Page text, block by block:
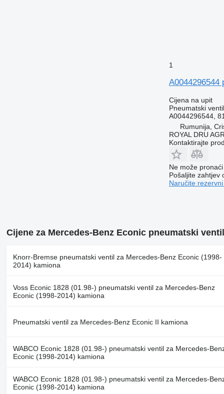
1
A0044296544
Cijena na upit
Pneumatski ventil
A0044296544,
Rumunija,
ROYAL DRU
Kontaktirajte
Ne može
Pošaljite zahtjev
Naručite
Cijene za Mercedes-Benz Econic pneumatski
Knorr-Bremse pneumatski ventil za Mercedes-Benz Econic (1998-
2014) kamiona
Voss Econic 1828 (01.98-) pneumatski ventil za Mercedes-Benz
Econic (1998-2014) kamiona
Pneumatski ventil za Mercedes-Benz Econic II kamiona
WABCO Econic 1828 (01.98-) pneumatski ventil za Mercedes-
Econic (1998-2014) kamiona
WABCO Econic 1828 (01.98-) pneumatski ventil za Mercedes-
Econic (1998-2014) kamiona